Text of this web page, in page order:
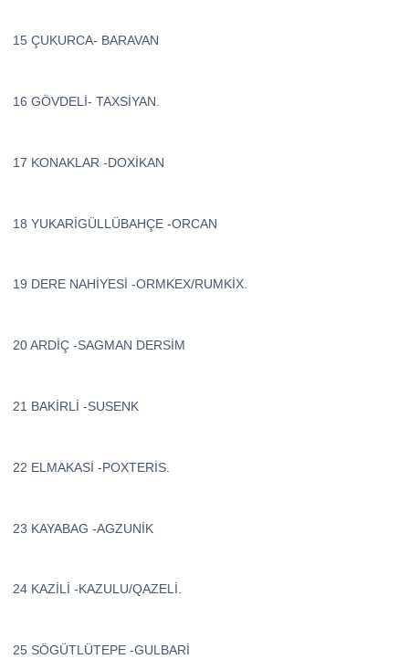
15 ÇUKURCA- BARAVAN
16 GÖVDELİ- TAXSİYAN.
17 KONAKLAR -DOXİKAN
18 YUKARİGÜLLÜBAHÇE -ORCAN
19 DERE NAHİYESİ -ORMKEX/RUMKİX.
20 ARDİÇ -SAGMAN DERSİM
21 BAKİRLİ -SUSENK
22 ELMAKASİ -POXTERİS.
23 KAYABAG -AGZUNİK
24 KAZİLİ -KAZULU/QAZELİ.
25 SÖGÜTLÜTEPE -GULBARİ